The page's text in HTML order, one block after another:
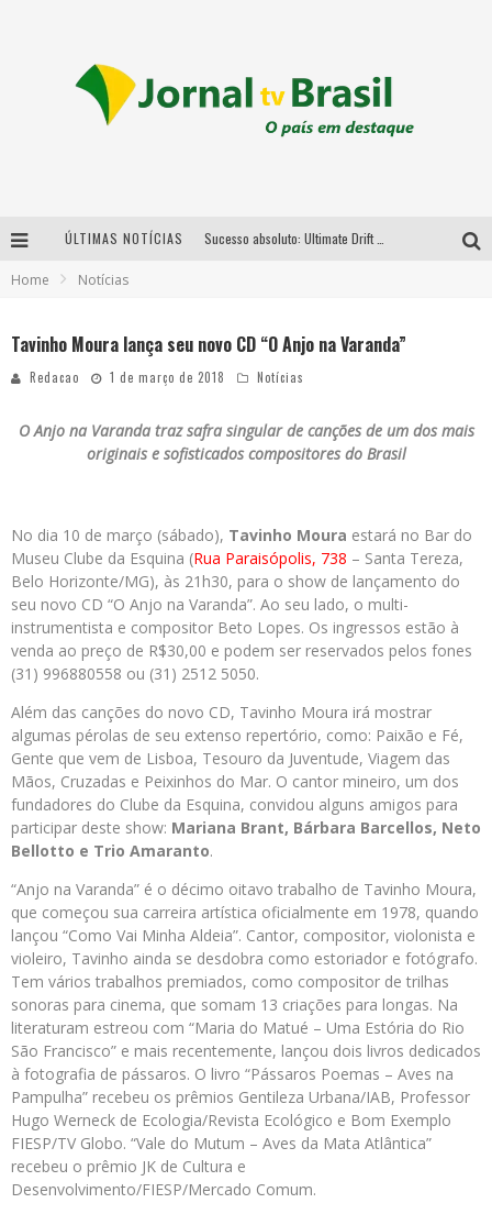
ÚLTIMAS NOTÍCIAS
Home Notícias
Tavinho Moura lança seu novo CD “O Anjo na Varanda”
Redacao 1 de março de 2018 Notícias
O Anjo na Varanda traz safra singular de canções de um dos mais
originais e sofisticados compositores do Brasil
No dia 10 de março (sábado), Tavinho Moura estará no Bar do
Museu Clube da Esquina (Rua Paraisópolis, 738 – Santa Tereza,
Belo Horizonte/MG), às 21h30, para o show de lançamento do
seu novo CD “O Anjo na Varanda”. Ao seu lado, o multi-
instrumentista e compositor Beto Lopes. Os ingressos estão à
venda ao preço de R$30,00 e podem ser reservados pelos fones
(31) 996880558 ou (31) 2512 5050.
Além das canções do novo CD, Tavinho Moura irá mostrar
algumas pérolas de seu extenso repertório, como: Paixão e Fé,
Gente que vem de Lisboa, Tesouro da Juventude, Viagem das
Mãos, Cruzadas e Peixinhos do Mar. O cantor mineiro, um dos
fundadores do Clube da Esquina, convidou alguns amigos para
participar deste show: Mariana Brant, Bárbara Barcellos, Neto
Bellotto e Trio Amaranto.
“Anjo na Varanda” é o décimo oitavo trabalho de Tavinho Moura,
que começou sua carreira artística oficialmente em 1978, quando
lançou “Como Vai Minha Aldeia”. Cantor, compositor, violonista e
violeiro, Tavinho ainda se desdobra como estoriador e fotógrafo.
Tem vários trabalhos premiados, como compositor de trilhas
sonoras para cinema, que somam 13 criações para longas. Na
literaturam estreou com “Maria do Matué – Uma Estória do Rio
São Francisco” e mais recentemente, lançou dois livros dedicados
à fotografia de pássaros. O livro “Pássaros Poemas – Aves na
Pampulha” recebeu os prêmios Gentileza Urbana/IAB, Professor
Hugo Werneck de Ecologia/Revista Ecológico e Bom Exemplo
FIESP/TV Globo. “Vale do Mutum – Aves da Mata Atlântica”
recebeu o prêmio JK de Cultura e
Desenvolvimento/FIESP/Mercado Comum.